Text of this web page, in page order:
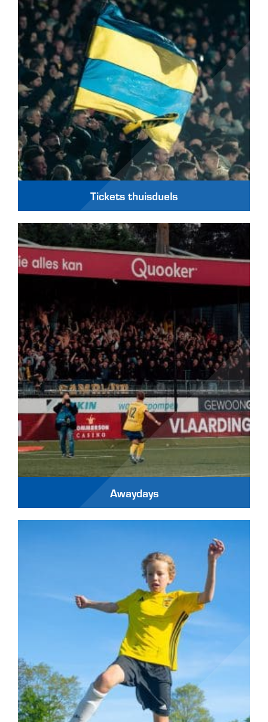
Tickets thuisduels
Awaydays